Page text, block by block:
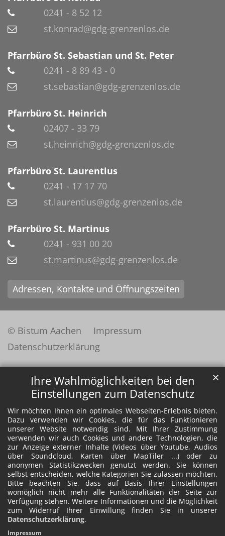
Ihre Wahlmöglichkeiten bei den
Einstellungen zum Datenschutz
Wir möchten Ihnen ein optimales Webseiten-Erlebnis bieten.
Dazu verwenden wir Cookies, die für das Funktionieren
unserer Website notwendig sind. Mit Ihrer Zustimmung
verwenden wir auch Cookies und andere Technologien, die
zur Anzeige externer Inhalte (Videos über Youtube, Audios
über Soundcloud, Karten über MapTiler ...) oder zu
anonymen Statistikzwecken genutzt werden. Sie können
selbst entscheiden, welche Kategorien Sie zulassen möchten.
Bitte beachten Sie, dass auf Basis Ihrer Einstellungen
womöglich nicht mehr alle Funktionalitäten der Seite zur
Verfügung stehen. Weitere Informationen und die Möglichkeit
zum Widerruf Ihrer Einwillung finden Sie in unserer
Datenschutzerklärung.
✕
Impressum
0241 - 8 52 12
st.konrad@gdg-grenzenlos.de
Pfarrbüro St. Sebastian und St. Peter
0241 - 8 89 43 - 0
st.sebastian@gdg-grenzenlos.de
Pfarrbüro St. Heinrich
02407 - 33 79
st.heinrich@gdg-grenzenlos.de
Pfarrbüro St. Laurentius
0241 - 17 17 70
st.laurentius@gdg-grenzenlos.de
Pfarrbüro St. Martinus
0241 - 931 00 20
st.martinus@gdg-grenzenlos.de
Adressen, Kontakte und Öffnungszeiten
© Bistum Aachen
Impressum
Datenschutzerklärung